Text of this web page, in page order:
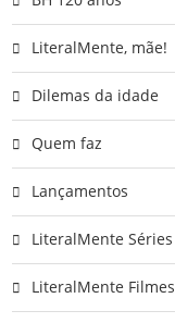
LiteralMente, mãe!
Dilemas da idade
Quem faz
Lançamentos
LiteralMente Séries
LiteralMente Filmes